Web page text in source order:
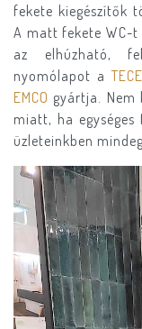
fekete kiegészítők
A matt fekete WC-t
az elhúzható,
nyomólapot aTECE
EMCO gyártja. Nem
miatt, ha egységes
üzleteinkben